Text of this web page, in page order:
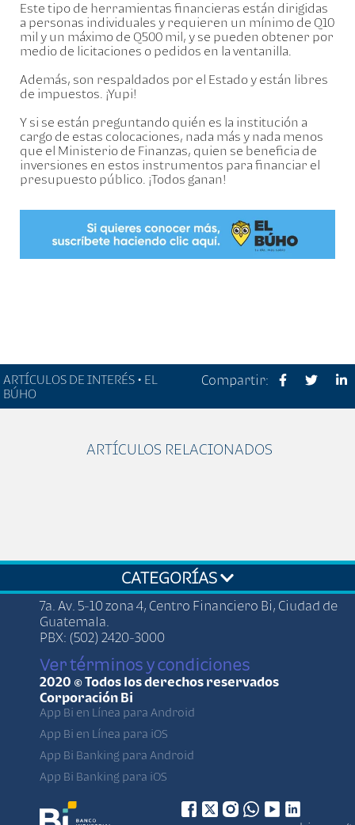
Este tipo de herramientas financieras están dirigidas
a personas individuales y requieren un mínimo de Q10
mil y un máximo de Q500 mil, y se pueden obtener por
medio de licitaciones o pedidos en la ventanilla.
Además, son respaldados por el Estado y están libres
de impuestos. ¡Yupi!
Y si se están preguntando quién es la institución a
cargo de estas colocaciones, nada más y nada menos
que el Ministerio de Finanzas, quien se beneficia de
inversiones en estos instrumentos para financiar el
presupuesto público. ¡Todos ganan!
ARTÍCULOS DE INTERÉS • EL
BÚHO
Compartir:
ARTÍCULOS RELACIONADOS
CATEGORÍAS
7a. Av. 5-10 zona 4, Centro Financiero Bi, Ciudad de
Guatemala.
PBX: (502) 2420-3000
Ver términos y condiciones
2020 © Todos los derechos reservados
Corporación Bi
App Bi en Línea para Android
App Bi en Línea para iOS
App Bi Banking para Android
App Bi Banking para iOS